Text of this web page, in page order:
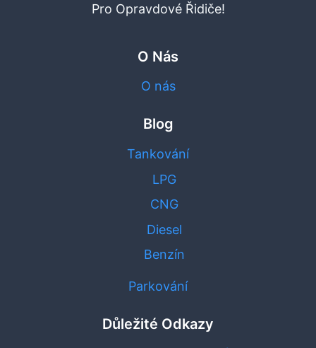
Pro Opravdové Řidiče!
O Nás
O nás
Blog
Tankování
LPG
CNG
Diesel
Benzín
Parkování
Důležité Odkazy